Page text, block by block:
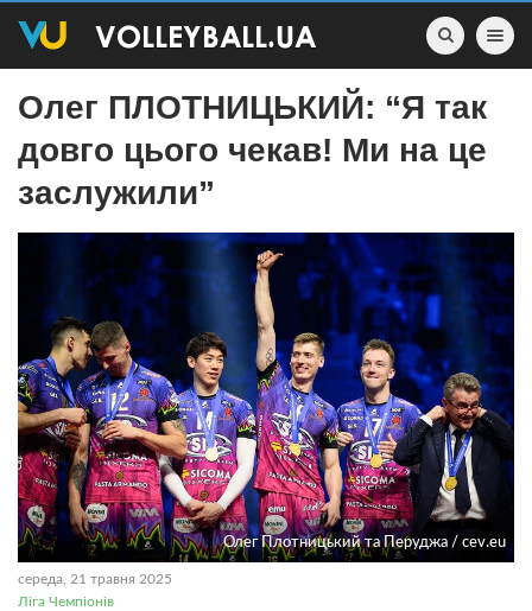
Toggle
Олег ПЛОТНИЦЬКИЙ: “Я так
довго цього чекав! Ми на це
заслужили”
Олег Плотницький та Перуджа / cev.eu
середа, 21 травня 2025
Ліга Чемпіонів